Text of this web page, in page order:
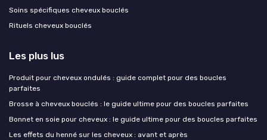
Soins spécifiques cheveux bouclés
Rituels cheveux bouclés
Les plus lus
Produit pour cheveux ondulés : guide complet pour des boucles
parfaites
Brosse à cheveux bouclés : le guide ultime pour des boucles parfaites
Bonnet en soie pour cheveux : le guide ultime pour des boucles parfaites
Les effets du henné sur les cheveux : avant et après